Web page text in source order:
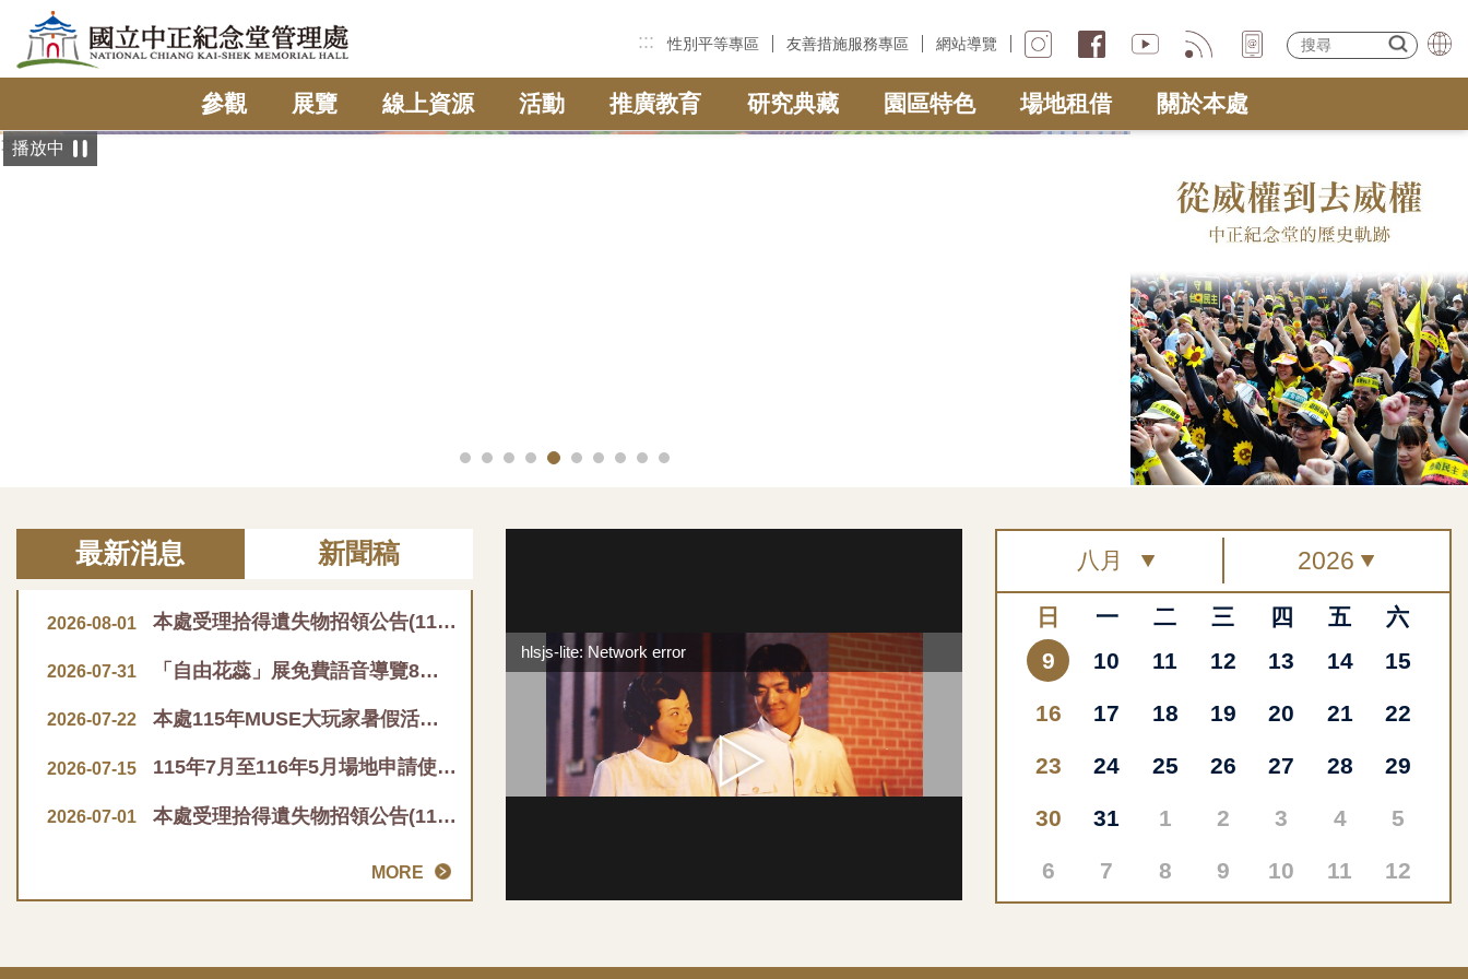
跳到主要內容區塊
::: 性別平等專區 友善措施服務專區 網站導覽
參觀 展覽 線上資源 活動 推廣教育 研究典藏 園區特色 場地租借 關於本處
:::播放中
最新消息 新聞稿
2026-08-01 本處受理拾得遺失物招領公告(115年2月至7月)
2026-07-31 「自由花蕊」展免費語音導覽8月1日上線
2026-07-22 本處115年MUSE大玩家暑假活動推廣品已全數兌換完畢
2026-07-15 115年7月至116年5月場地申請使用審查通過清單
2026-07-01 本處受理拾得遺失物招領公告(115年1月至6月)
MORE
日 一 二 三 四 五
六
9
10 11 12 13 14 15
16 17 18 19 20 21 22
23 24 25 26 27 28 29
30 31 1 2 3 4 5
6 7 8 9 10 11 12